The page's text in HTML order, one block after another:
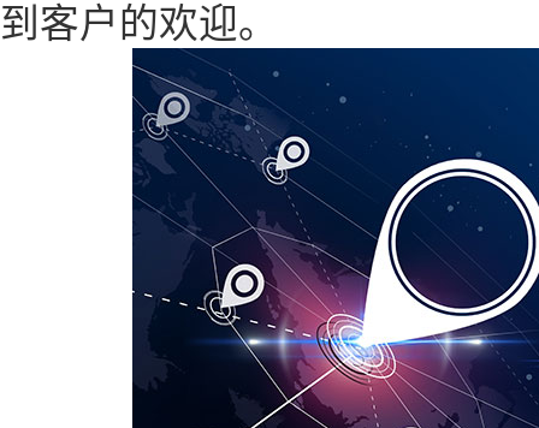
到客户的欢迎。